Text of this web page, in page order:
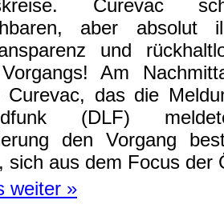
Am
Curevac, das die
(DLF)
den Vorgang
sich aus dem Focus der
»
67.000 Tote jährlich
, AmericanRebel